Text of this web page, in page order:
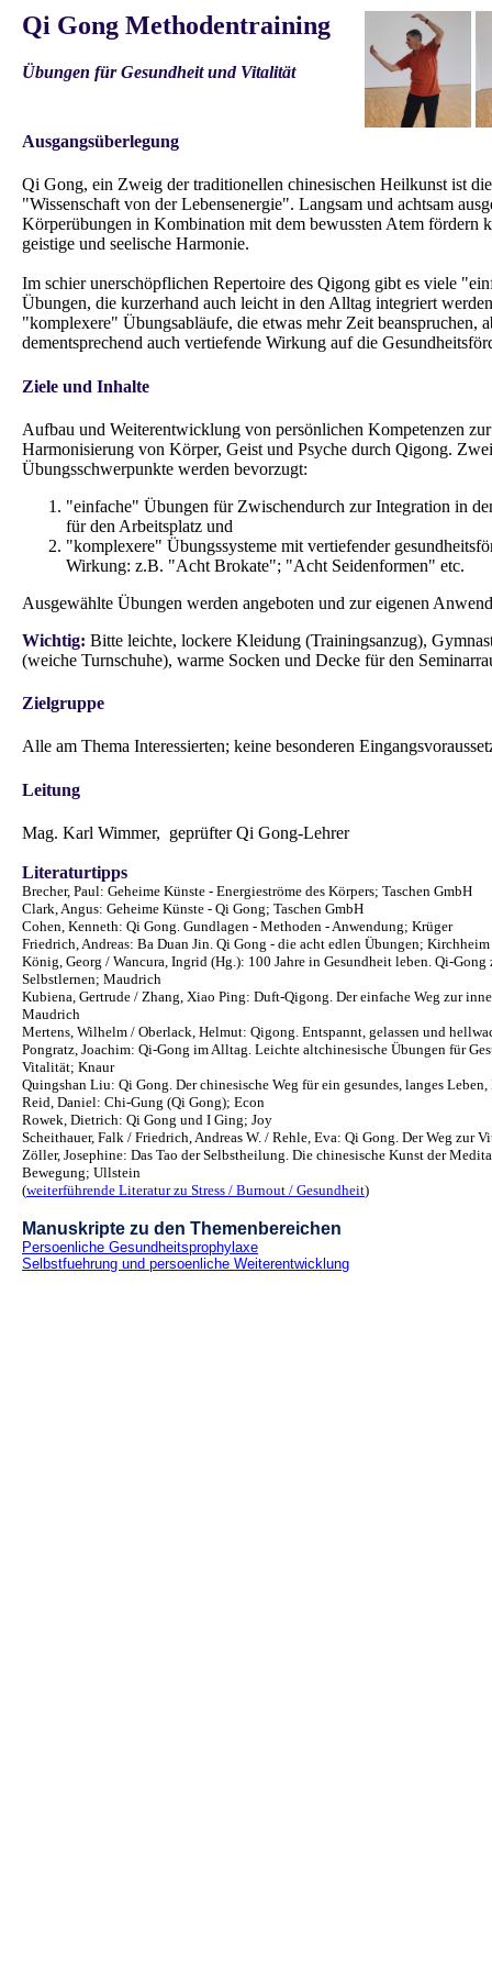
Qi Gong Methodentraining
Übungen für Gesundheit und Vitalität
Ausgangsüberlegung
Qi Gong, ein Zweig der traditionellen chinesischen Heilkunst ist
"Wissenschaft von der Lebensenergie". Langsam und achtsam
Körperübungen in Kombination mit dem bewussten Atem fördern
geistige und seelische Harmonie.
Im schier unerschöpflichen Repertoire des Qigong gibt es viele
Übungen, die kurzerhand auch leicht in den Alltag integriert
"komplexere" Übungsabläufe, die etwas mehr Zeit beanspruchen,
dementsprechend auch vertiefende Wirkung auf die
Ziele und Inhalte
Aufbau und Weiterentwicklung von persönlichen Kompetenzen zur
Harmonisierung von Körper, Geist und Psyche durch Qigong. Zwei
Übungsschwerpunkte werden bevorzugt:
"einfache" Übungen für Zwischendurch zur Integration in
für den Arbeitsplatz und
"komplexere" Übungssysteme mit vertiefender
Wirkung: z.B. "Acht Brokate"; "Acht Seidenformen" etc.
Ausgewählte Übungen werden angeboten und zur eigenen
Wichtig: Bitte leichte, lockere Kleidung (Trainingsanzug),
(weiche Turnschuhe), warme Socken und Decke für den
Zielgruppe
Alle am Thema Interessierten; keine besonderen
Leitung
Mag. Karl Wimmer, geprüfter Qi Gong-Lehrer
Literaturtipps
Brecher, Paul: Geheime Künste - Energieströme des Körpers; Taschen GmbH
Clark, Angus: Geheime Künste - Qi Gong; Taschen GmbH
Cohen, Kenneth: Qi Gong. Gundlagen - Methoden - Anwendung; Krüger
Friedrich, Andreas: Ba Duan Jin. Qi Gong - die acht edlen Übungen; Kirchheim
König, Georg / Wancura, Ingrid (Hg.): 100 Jahre in Gesundheit leben. Qi-Gong
Selbstlernen; Maudrich
Kubiena, Gertrude / Zhang, Xiao Ping: Duft-Qigong. Der einfache Weg zur
Maudrich
Mertens, Wilhelm / Oberlack, Helmut: Qigong. Entspannt, gelassen und
Pongratz, Joachim: Qi-Gong im Alltag. Leichte altchinesische Übungen für
Vitalität; Knaur
Quingshan Liu: Qi Gong. Der chinesische Weg für ein gesundes, langes Leben,
Reid, Daniel: Chi-Gung (Qi Gong); Econ
Rowek, Dietrich: Qi Gong und I Ging; Joy
Scheithauer, Falk / Friedrich, Andreas W. / Rehle, Eva: Qi Gong. Der Weg zur
Zöller, Josephine: Das Tao der Selbstheilung. Die chinesische Kunst der
Bewegung; Ullstein
(weiterführende Literatur zu Stress / Burnout / Gesundheit)
Manuskripte zu den Themenbereichen
Persoenliche Gesundheitsprophylaxe
Selbstfuehrung und persoenliche Weiterentwicklung